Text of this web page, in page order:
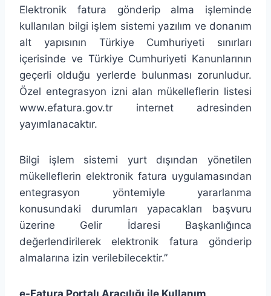
Elektronik fatura gönderip alma işleminde
kullanılan bilgi işlem sistemi yazılım ve donanım
alt yapısının Türkiye Cumhuriyeti sınırları
içerisinde ve Türkiye Cumhuriyeti Kanunlarının
geçerli olduğu yerlerde bulunması zorunludur.
Özel entegrasyon izni alan mükelleflerin listesi
www.efatura.gov.tr internet adresinden
yayımlanacaktır.
Bilgi işlem sistemi yurt dışından yönetilen
mükelleflerin elektronik fatura uygulamasından
entegrasyon yöntemiyle yararlanma
konusundaki durumları yapacakları başvuru
üzerine Gelir İdaresi Başkanlığınca
değerlendirilerek elektronik fatura gönderip
almalarına izin verilebilecektir.”
e-Fatura Portalı Aracılığı ile Kullanım